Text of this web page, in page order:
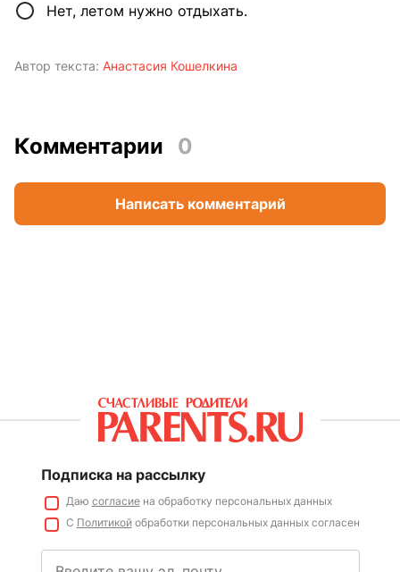
Нет, летом нужно отдыхать.
Автор текста: Анастасия Кошелкина
Комментарии 0
Написать комментарий
Подписка на рассылку
Даю согласиена обработку персональных данных
С Политикойобработки персональных данных согласен